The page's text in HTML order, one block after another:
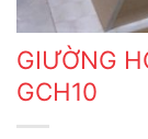
GIƯỜNG
GCH10